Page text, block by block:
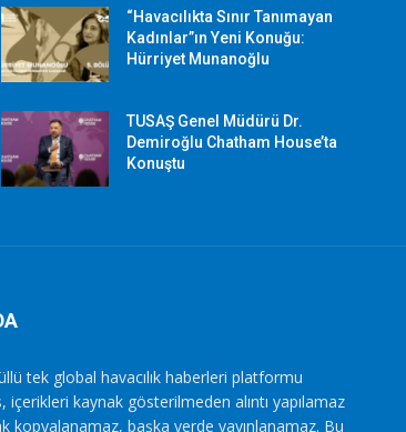
“Havacılıkta Sınır Tanımayan
Kadınlar”ın Yeni Konuğu:
Hürriyet Munanoğlu
TUSAŞ Genel Müdürü Dr.
Demiroğlu Chatham House’ta
Konuştu
tek global havacılık haberleri platformu
içerikleri kaynak gösterilmeden alıntı yapılamaz
kopyalanamaz, başka yerde yayınlanamaz. Bu